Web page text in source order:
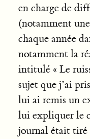
en charge de
(notamment
chaque année
notamment la
intitulé « Le
sujet que j’ai
lui ai remis un
lui expliquer le
journal était tiré